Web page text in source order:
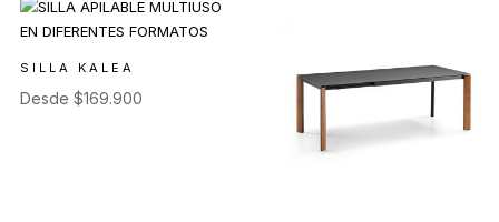
SILLA KALEA
Desde $169.900